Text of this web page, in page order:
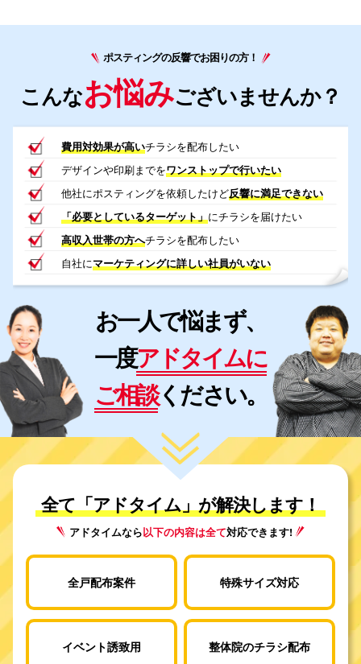
ポスティングの反響でお困りの方！
こんなお悩みございませんか？
費用対効果が高いチラシを配布したい
デザインや印刷までをワンストップで行いたい
他社にポスティングを依頼したけど反響に満足できない
「必要としているターゲット」にチラシを届けたい
高収入世帯の方へチラシを配布したい
自社にマーケティングに詳しい社員がいない
お一人で悩まず、
一度アドタイムに
ご相談ください。
全て「アドタイム」が解決します！
アドタイムなら以下の内容は全て対応できます!
全戸配布案件 特殊サイズ対応
イベント誘致用 整体院のチラシ配布